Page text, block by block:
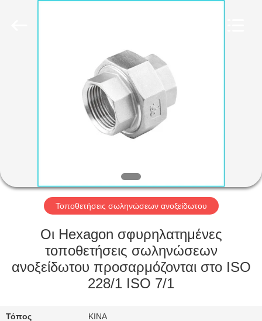
ΠΡΟΪΌΝΤΑ
ΓΎΡΟΣ
ΕΡΓΟΣΤΑΣΊΩΝ
ΠΟΙΟΤΙΚΌΣ
ΈΛΕΓΧΟΣ
Τοποθετήσεις σωληνώσεων ανοξείδωτου
Οι Hexagon σφυρηλατημένες
τοποθετήσεις σωληνώσεων
ανοξείδωτου προσαρμόζονται στο ISO
228/1 ISO 7/1
Τόπος
ΚΙΝΑ